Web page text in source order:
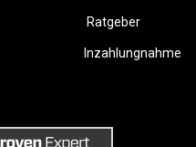
Ratgeber
Inzahlungnahme